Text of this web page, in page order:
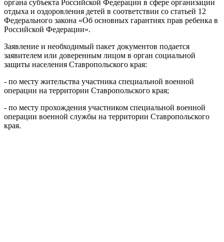
органа субъекта Российской Федерации в сфере организации
отдыха и оздоровления детей в соответствии со статьей 12
Федерального закона «Об основных гарантиях прав ребенка в
Российской Федерации».
Заявление и необходимый пакет документов подается
заявителем или доверенным лицом в орган социальной
защиты населения Ставропольского края:
- по месту жительства участника специальной военной
операции на территории Ставропольского края;
- по месту прохождения участником специальной военной
операции военной службы на территории Ставропольского
края.